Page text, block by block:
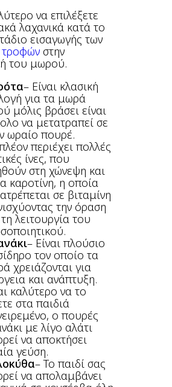
να επιλέξετε
λαχανικά κατά το
εισαγωγής των
τροφών στην
του μωρού.
– Είναι κλασική
για τα μωρά
μόλις βράσει είναι
να μετατραπεί σε
ωραίο πουρέ.
περιέχει πολλές
ίνες, που
στη χώνεψη και
καροτίνη, η οποία
σε βιταμίνη
την όραση
λειτουργία του
– Είναι πλούσιο
τον οποίο τα
χρειάζονται για
και ανάπτυξη.
καλύτερο να το
στα παιδιά
ο πουρές
με λίγο αλάτι
να αποκτήσει
γεύση.
– Το παιδί σας
να απολαμβάνει